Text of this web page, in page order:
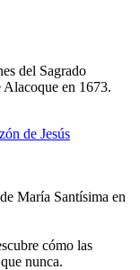
del Sagrado
Alacoque en 1673.
María Santísima en
cómo las
nunca.